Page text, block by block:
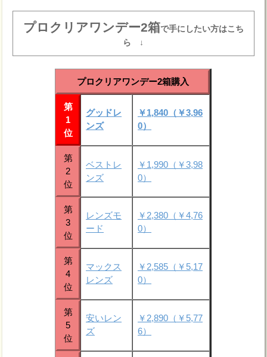
プロクリアワンデー2箱で手にしたい方はこち
ら ↓
プロクリアワンデー2箱購入
第
1
位
グッドレ
ンズ
￥1,840（￥3,96
0）
第
2
位
ベストレ
ンズ
￥1,990（￥3,98
0）
第
3
位
レンズモ
ード
￥2,380（￥4,76
0）
第
4
位
マックス
レンズ
￥2,585（￥5,17
0）
第
5
位
安いレン
ズ
￥2,890（￥5,77
6）